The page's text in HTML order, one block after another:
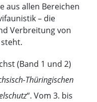
aus allen Bereichen
– die
Verbreitung von
(Band 1 und 2)
Thüringischen
“. Vom 3. bis